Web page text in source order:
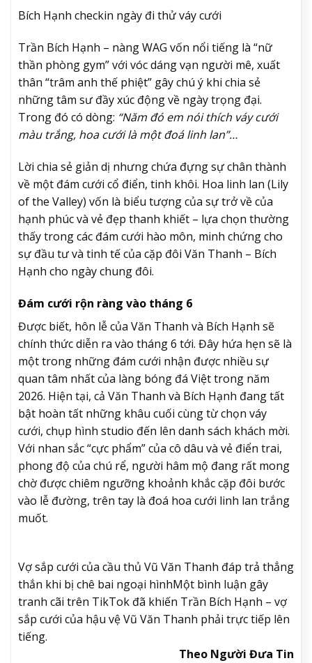
Bích Hạnh checkin ngày đi thử váy cưới
Trần Bích Hạnh – nàng WAG vốn nổi tiếng là “nữ
thần phòng gym” với vóc dáng vạn người mê, xuất
thân “trâm anh thế phiệt” gây chú ý khi chia sẻ
những tâm sư đầy xúc động về ngày trọng đại.
Trong đó có dòng: “Năm đó em nói thích váy cưới
màu trắng, hoa cưới là một đoá linh lan”…
Lời chia sẻ giản dị nhưng chứa đựng sự chân thành
về một đám cưới cổ điển, tinh khôi. Hoa linh lan (Lily
of the Valley) vốn là biểu tượng của sự trở về của
hạnh phúc và vẻ đẹp thanh khiết – lựa chọn thường
thấy trong các đám cưới hào môn, minh chứng cho
sự đầu tư và tinh tế của cặp đôi Văn Thanh – Bích
Hạnh cho ngày chung đôi.
Đám cưới rộn ràng vào tháng 6
Được biết, hôn lễ của Văn Thanh và Bích Hạnh sẽ
chính thức diễn ra vào tháng 6 tới. Đây hứa hẹn sẽ là
một trong những đám cưới nhận được nhiều sự
quan tâm nhất của làng bóng đá Việt trong năm
2026. Hiện tại, cả Văn Thanh và Bích Hạnh đang tất
bật hoàn tất những khâu cuối cùng từ chọn váy
cưới, chụp hình studio đến lên danh sách khách mời.
Với nhan sắc “cực phẩm” của cô dâu và vẻ điển trai,
phong độ của chú rể, người hâm mộ đang rất mong
chờ được chiêm ngưỡng khoảnh khắc cặp đôi bước
vào lễ đường, trên tay là đoá hoa cưới linh lan trắng
muốt.
Vợ sắp cưới của cầu thủ Vũ Văn Thanh đáp trả thẳng
thắn khi bị chê bai ngoại hìnhMột bình luận gây
tranh cãi trên TikTok đã khiến Trần Bích Hạnh – vợ
sắp cưới của hậu vệ Vũ Văn Thanh phải trực tiếp lên
tiếng.
Theo Người Đưa Tin